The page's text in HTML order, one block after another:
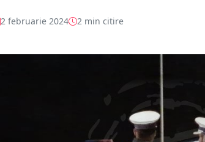
2 februarie 2024 2 min citire